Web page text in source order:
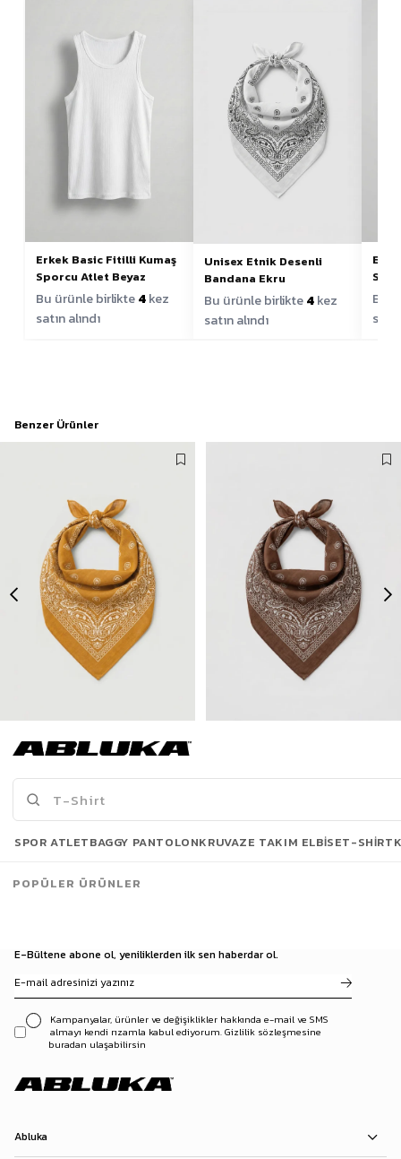
Erkek Basic Fitilli Kumaş
Sporcu Atlet Beyaz
Bu ürünle birlikte4kez
satın alındı
Unisex Etnik Desenli
Bandana Ekru
Bu ürünle birlikte4kez
satın alındı
Bu
Benzer Ürünler
Unisex Etnik Desenli Bandana Sarı
Son Bakılanlar
E-Bültene abone ol, yeniliklerden ilk sen haberdar ol.
Kampanyalar, ürünler ve değişiklikler hakkında e-mail ve SMS
almayı kendi rızamla kabul ediyorum. Gizlilik sözleşmesine
buradan ulaşabilirsin
Abluka
SPOR ATLETBAGGY PANTOLONKRUVAZE TAKIM ELBISET-SHIRT
POPÜLER ÜRÜNLER